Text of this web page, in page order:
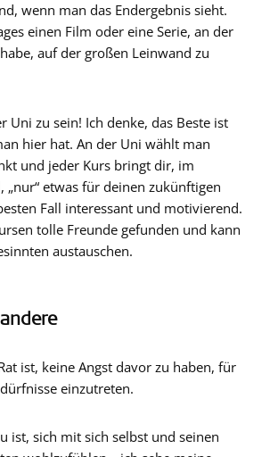
wenn man das Endergebnis sieht.
einen Film oder eine Serie, an der
auf der großen Leinwand zu
Uni zu sein! Ich denke, das Beste ist
hier hat. An der Uni wählt man
und jeder Kurs bringt dir, im
„nur“ etwas für deinen zukünftigen
Fall interessant und motivierend.
tolle Freunde gefunden und kann
austauschen.
ist, keine Angst davor zu haben, für
einzutreten.
ist, sich mit sich selbst und seinen